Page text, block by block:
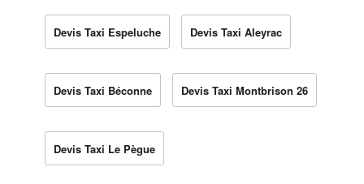
Devis Taxi Espeluche Devis Taxi Aleyrac
Devis Taxi Béconne Devis Taxi Montbrison 26
Devis Taxi Le Pègue